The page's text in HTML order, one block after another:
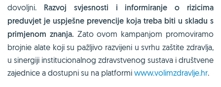
dovoljni. Razvoj svjesnosti i informiranje o rizicima
preduvjet je uspješne prevencije koja treba biti u skladu s
primjenom znanja. Zato ovom kampanjom promoviramo
brojnie alate koji su pažljivo razvijeni u svrhu zaštite zdravlja,
u sinergiji institucionalnog zdravstvenog sustava i društvene
zajednice a dostupni su na platformi www.volimzdravlje.hr.